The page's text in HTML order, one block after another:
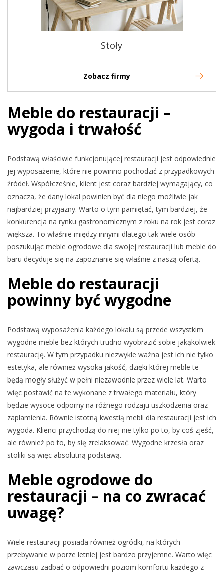
Stoły
Zobacz firmy
Meble do restauracji –
wygoda i trwałość
Podstawą właściwie funkcjonującej restauracji jest odpowiednie
jej wyposażenie, które nie powinno pochodzić z przypadkowych
źródeł. Współcześnie, klient jest coraz bardziej wymagający, co
oznacza, że dany lokal powinien być dla niego możliwie jak
najbardziej przyjazny. Warto o tym pamiętać, tym bardziej, że
konkurencja na rynku gastronomicznym z roku na rok jest coraz
większa. To właśnie między innymi dlatego tak wiele osób
poszukując meble ogrodowe dla swojej restauracji lub meble do
baru decyduje się na zapoznanie się właśnie z naszą ofertą.
Meble do restauracji
powinny być wygodne
Podstawą wyposażenia każdego lokalu są przede wszystkim
wygodne meble bez których trudno wyobrazić sobie jakąkolwiek
restaurację. W tym przypadku niezwykle ważna jest ich nie tylko
estetyka, ale również wysoka jakość, dzięki której meble te
będą mogły służyć w pełni niezawodnie przez wiele lat. Warto
więc postawić na te wykonane z trwałego materiału, który
będzie wysoce odporny na różnego rodzaju uszkodzenia oraz
zaplamienia. Równie istotną kwestią mebli dla restauracji jest ich
wygoda. Klienci przychodzą do niej nie tylko po to, by coś zjeść,
ale również po to, by się zrelaksować. Wygodne krzesła oraz
stoliki są więc absolutną podstawą.
Meble ogrodowe do
restauracji – na co zwracać
uwagę?
Wiele restauracji posiada również ogródki, na których
przebywanie w porze letniej jest bardzo przyjemne. Warto więc
zawczasu zadbać o odpowiedni poziom komfortu każdego z